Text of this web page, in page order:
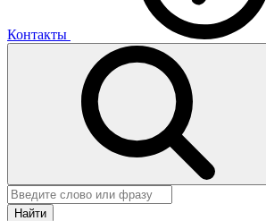
Контакты
Найти